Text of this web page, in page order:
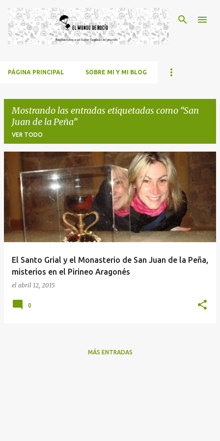
Ir al contenido principal
PÁGINA PRINCIPAL SOBRE MI Y MI BLOG
Mostrando las entradas etiquetadas como San
Juan de la Peña
VER TODO
n
t
a
d
El Santo Grial y el Monasterio de San Juan de la Peña,
misterios en el Pirineo Aragonés
el abril 12, 2015
0
MÁS ENTRADAS